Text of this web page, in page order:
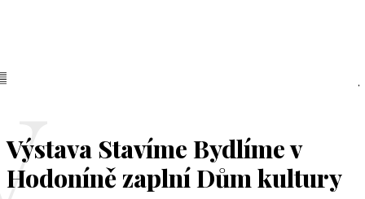
Výstava Stavíme Bydlíme v
Hodoníně zaplní Dům kultury